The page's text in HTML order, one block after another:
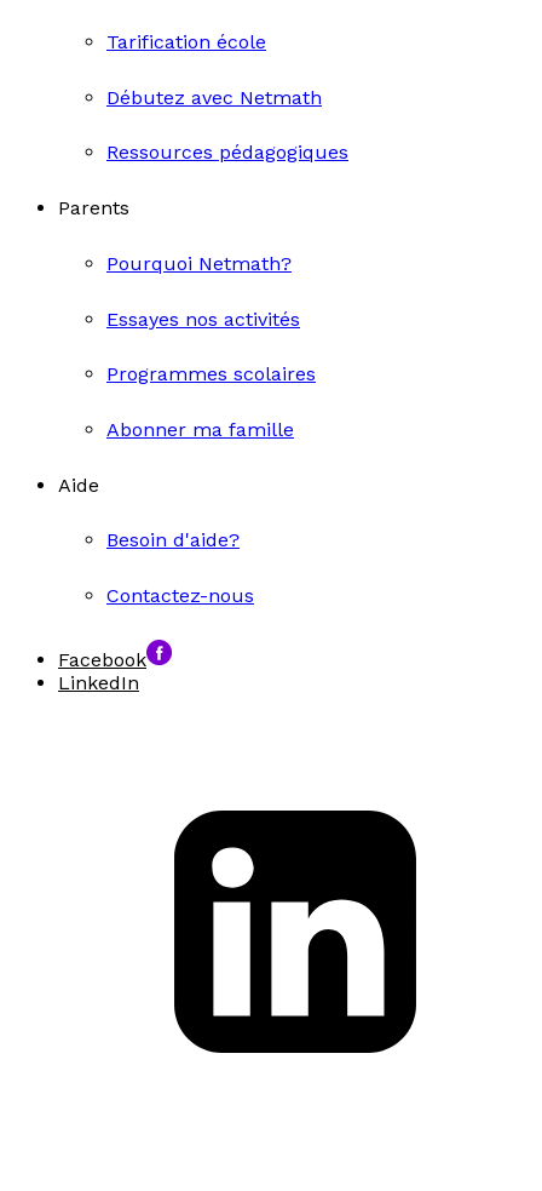
Tarification école
Débutez avec Netmath
Ressources pédagogiques
Parents
Pourquoi Netmath?
Essayes nos activités
Programmes scolaires
Abonner ma famille
Aide
Besoin d'aide?
Contactez-nous
Facebook
LinkedIn